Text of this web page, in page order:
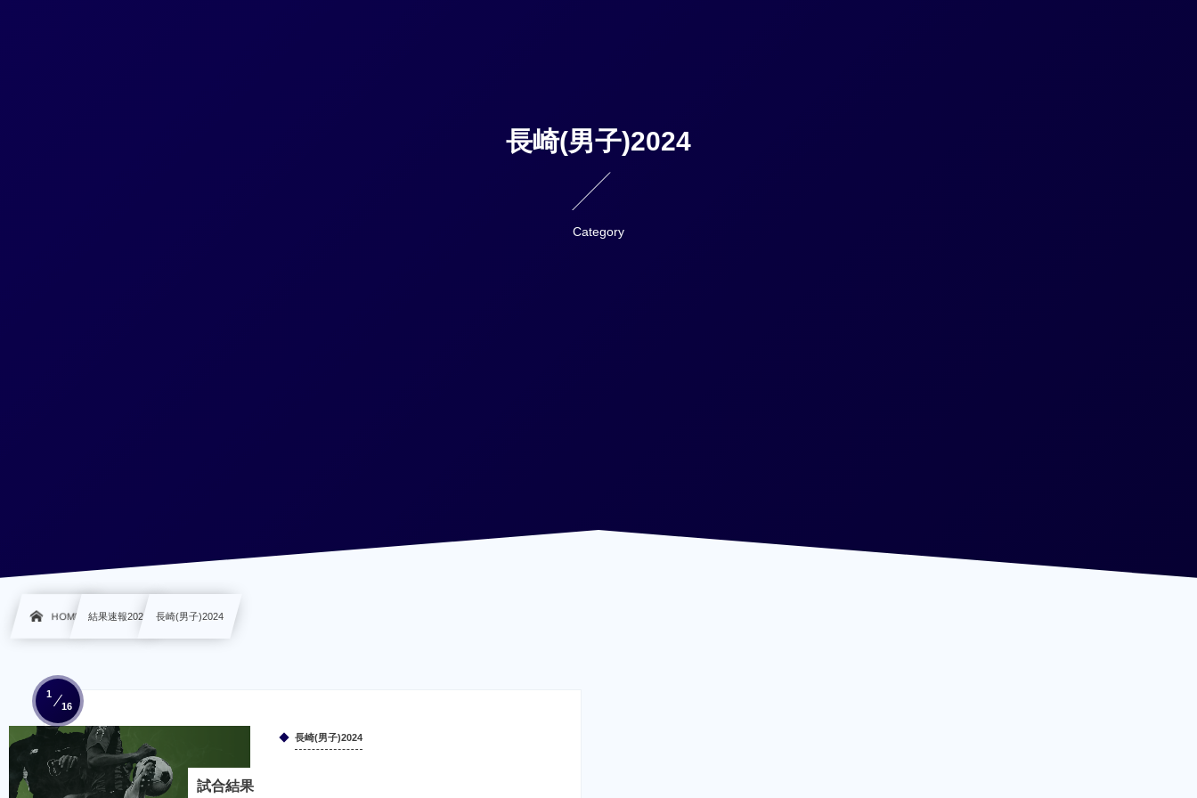
長崎(男子)2024
Category
HOME 結果速報2024 長崎(男子)2024
長崎(男子)2024
試合結果
1
16